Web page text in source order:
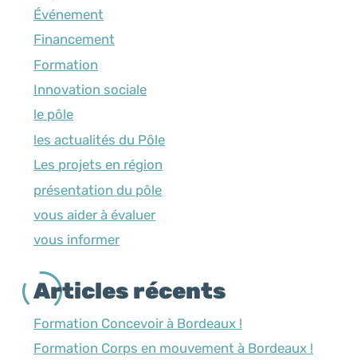
Événement
Financement
Formation
Innovation sociale
le pôle
les actualités du Pôle
Les projets en région
présentation du pôle
vous aider à évaluer
vous informer
Articles récents
Formation Concevoir à Bordeaux !
Formation Corps en mouvement à Bordeaux !